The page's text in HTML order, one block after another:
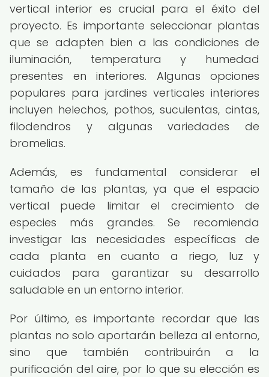
vertical interior es crucial para el éxito del
proyecto. Es importante seleccionar plantas
que se adapten bien a las condiciones de
iluminación, temperatura y humedad
presentes en interiores. Algunas opciones
populares para jardines verticales interiores
incluyen helechos, pothos, suculentas, cintas,
filodendros y algunas variedades de
bromelias.
Además, es fundamental considerar el
tamaño de las plantas, ya que el espacio
vertical puede limitar el crecimiento de
especies más grandes. Se recomienda
investigar las necesidades específicas de
cada planta en cuanto a riego, luz y
cuidados para garantizar su desarrollo
saludable en un entorno interior.
Por último, es importante recordar que las
plantas no solo aportarán belleza al entorno,
sino que también contribuirán a la
purificación del aire, por lo que su elección es